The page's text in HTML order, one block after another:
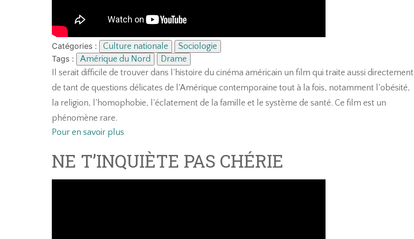
Catégories : Culture nationale
Sociologie
Tags :
Amérique du Nord
Drame
Il serait difficile de trouver dans l’histoire du cinéma américain un film qui traite aussi directement
de tant de questions délicates de l’Amérique contemporaine tout à la fois, notamment l’obésité,
la religion, l’homophobie, l’éclatement de la famille et le système de santé. Ce film est un
phénomène rare.
Pour en savoir plus
NE T’INQUIÈTE PAS CHÉRIE